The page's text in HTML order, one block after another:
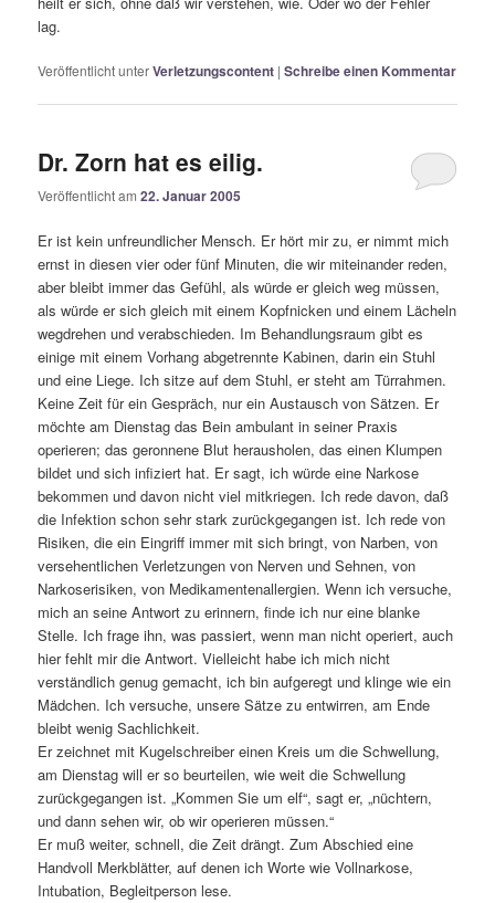
lag.
Veröffentlicht unterVerletzungscontent |Schreibe einen Kommentar
Dr. Zorn hat es eilig.
Veröffentlicht am22. Januar 2005
Er ist kein unfreundlicher Mensch. Er hört mir zu, er nimmt mich
ernst in diesen vier oder fünf Minuten, die wir miteinander reden,
aber bleibt immer das Gefühl, als würde er gleich weg müssen,
als würde er sich gleich mit einem Kopfnicken und einem Lächeln
wegdrehen und verabschieden. Im Behandlungsraum gibt es
einige mit einem Vorhang abgetrennte Kabinen, darin ein Stuhl
und eine Liege. Ich sitze auf dem Stuhl, er steht am Türrahmen.
Keine Zeit für ein Gespräch, nur ein Austausch von Sätzen. Er
möchte am Dienstag das Bein ambulant in seiner Praxis
operieren; das geronnene Blut herausholen, das einen Klumpen
bildet und sich infiziert hat. Er sagt, ich würde eine Narkose
bekommen und davon nicht viel mitkriegen. Ich rede davon, daß
die Infektion schon sehr stark zurückgegangen ist. Ich rede von
Risiken, die ein Eingriff immer mit sich bringt, von Narben, von
versehentlichen Verletzungen von Nerven und Sehnen, von
Narkoserisiken, von Medikamentenallergien. Wenn ich versuche,
mich an seine Antwort zu erinnern, finde ich nur eine blanke
Stelle. Ich frage ihn, was passiert, wenn man nicht operiert, auch
hier fehlt mir die Antwort. Vielleicht habe ich mich nicht
verständlich genug gemacht, ich bin aufgeregt und klinge wie ein
Mädchen. Ich versuche, unsere Sätze zu entwirren, am Ende
bleibt wenig Sachlichkeit.
Er zeichnet mit Kugelschreiber einen Kreis um die Schwellung,
am Dienstag will er so beurteilen, wie weit die Schwellung
zurückgegangen ist. „Kommen Sie um elf“, sagt er, „nüchtern,
und dann sehen wir, ob wir operieren müssen.“
Er muß weiter, schnell, die Zeit drängt. Zum Abschied eine
Handvoll Merkblätter, auf denen ich Worte wie Vollnarkose,
Intubation, Begleitperson lese.